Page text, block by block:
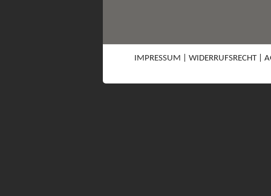
IMPRESSUM WIDERRUFSRECHT|